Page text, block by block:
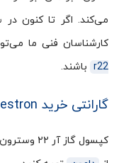
می‌کند. اگر تا کنون در
کارشناسان فنی ما
r22 باشند.
گارانتی خرید R22 westron
کپسول